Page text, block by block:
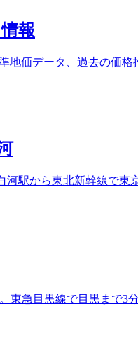
報
価データ、過去の価
駅から東北新幹線で
東急目黒線で目黒まで